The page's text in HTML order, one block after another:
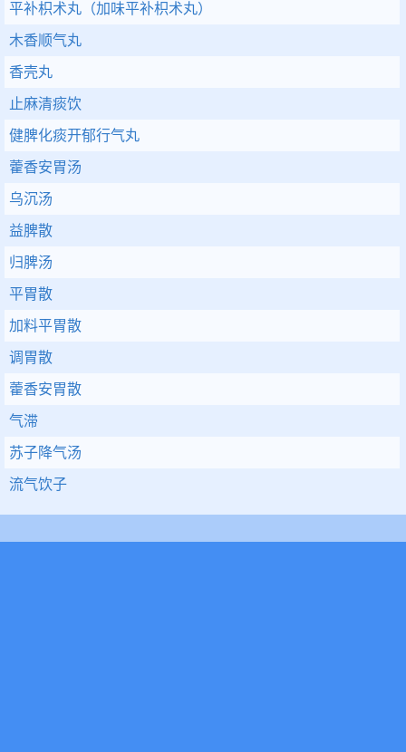
平补枳术丸（加味平补枳术丸）
木香顺气丸
香壳丸
止麻清痰饮
健脾化痰开郁行气丸
藿香安胃汤
乌沉汤
益脾散
归脾汤
平胃散
加料平胃散
调胃散
藿香安胃散
气滞
苏子降气汤
流气饮子